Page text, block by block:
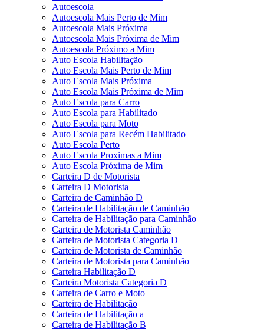
Autoescola
Autoescola Mais Perto de Mim
Autoescola Mais Próxima
Autoescola Mais Próxima de Mim
Autoescola Próximo a Mim
Auto Escola Habilitação
Auto Escola Mais Perto de Mim
Auto Escola Mais Próxima
Auto Escola Mais Próxima de Mim
Auto Escola para Carro
Auto Escola para Habilitado
Auto Escola para Moto
Auto Escola para Recém Habilitado
Auto Escola Perto
Auto Escola Proximas a Mim
Auto Escola Próxima de Mim
Carteira D de Motorista
Carteira D Motorista
Carteira de Caminhão D
Carteira de Habilitação de Caminhão
Carteira de Habilitação para Caminhão
Carteira de Motorista Caminhão
Carteira de Motorista Categoria D
Carteira de Motorista de Caminhão
Carteira de Motorista para Caminhão
Carteira Habilitação D
Carteira Motorista Categoria D
Carteira de Carro e Moto
Carteira de Habilitação
Carteira de Habilitação a
Carteira de Habilitação B